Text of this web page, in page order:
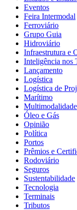
Eventos
Feira Intermodal
Ferroviário
Grupo Guia
Hidroviário
Infraestrutura e
Inteligência nos
Lançamento
Logística
Logística de
Marítimo
Multimodalidade
Óleo e Gás
Opinião
Política
Portos
Prêmios e
Rodoviário
Seguros
Sustentabilidade
Tecnologia
Terminais
Tributos